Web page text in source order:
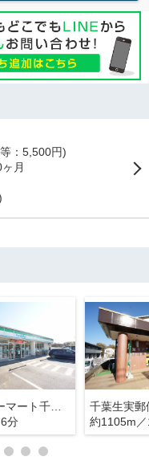
：5,500円)
月
ファミリーマート千葉生実町店
分
千葉生実郵
約1105m